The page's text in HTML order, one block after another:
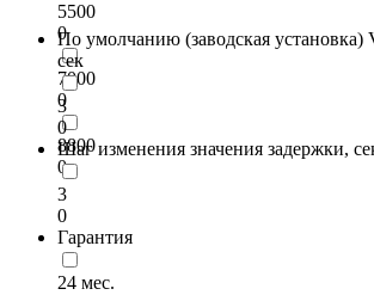
5500
0
7000
0
8800
0
По умолчанию (заводская установка)
сек
3
0
Шаг изменения значения задержки,
3
0
Гарантия
24 мес.